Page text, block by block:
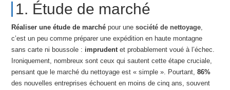
1. Étude de marché
Réaliser une étude de marché pour unesociété de nettoyage,
c’est un peu comme préparer une expédition en haute montagne
sans carte ni boussole : imprudentet probablement voué à l’échec.
Ironiquement, nombreux sont ceux qui sautent cette étape cruciale,
pensant que le marché du nettoyage est « simple ». Pourtant,86%
des nouvelles entreprises échouent en moins de cinq ans, souvent